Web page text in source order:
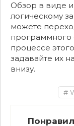
Обзор в виде
логическому
можете
программного
процессе
задавайте их
внизу.